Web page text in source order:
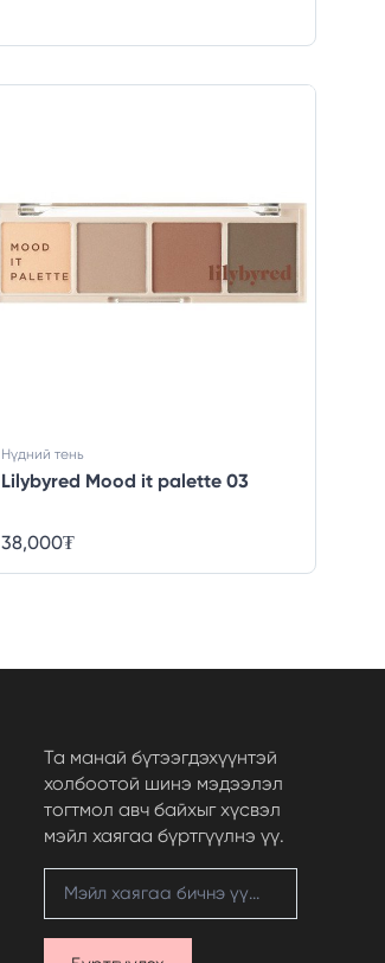
Lilybyred Mood it palette 03
Нүдний тень
38,000₮
Та манай бүтээгдэхүүнтэй
холбоотой шинэ мэдээлэл
тогтмол авч байхыг хүсвэл
мэйл хаягаа бүртгүүлнэ үү.